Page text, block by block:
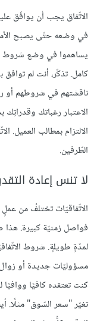
الاتّفاق يجب أن يوافَق
في وضعه حتّى يصبح
يساهموا في وضع شروط
كامل. تذكّر، أنت لم توافق
ناقشتهم في شروطهم أو
الاعتبار رغباتك
الالتزام بمطالب العميل.
الطّرفين.
لا تنس إعادة
الاتّفاقيّات تختلفُ من
فواصل زمنيّة كبيرة. هذا
لمدّةٍ طويلةٍ. شروط
مسؤوليّات جديدة أو
كنت تعتقده كافيًا
تغيّر "سعر السّوق" مثلًا.